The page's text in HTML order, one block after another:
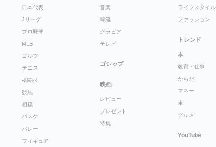
日本代表
Jリーグ
プロ野球
MLB
ゴルフ
テニス
格闘技
競馬
相撲
バスケ
バレー
フィギュア
音楽
韓流
グラビア
テレビ
ゴシップ
映画
レビュー
プレゼント
特集
ライフスタイル
ファッション
トレンド
本
教育・仕事
からだ
マネー
車
グルメ
YouTube